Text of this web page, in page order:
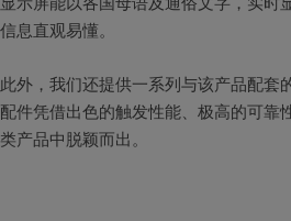
信息直观易懂。
此外，我们还提供一系列与该产品配套
配件凭借出色的触发性能、极高的可靠
类产品中脱颖而出。